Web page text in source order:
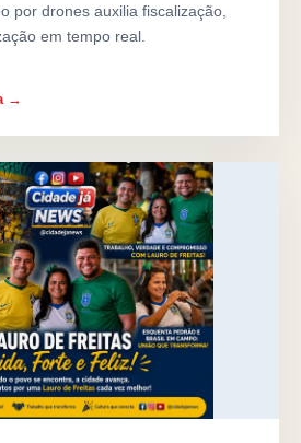
por drones auxilia fiscalização,
em tempo real.
→